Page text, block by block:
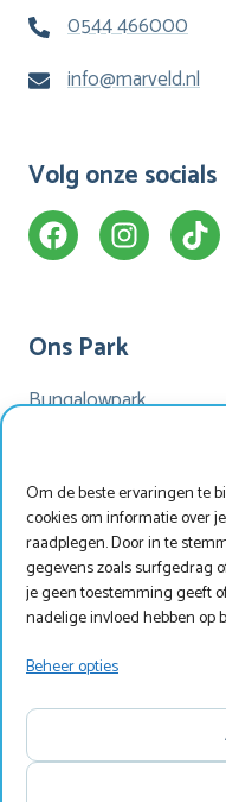
Om de beste ervaringen te
cookies om informatie over
raadplegen. Door in te
gegevens zoals surfgedrag
je geen toestemming geeft
nadelige invloed hebben op
Beheer opties
0544 466000
info@marveld.nl
Volg onze socials
Ons Park
Bungalowpark
Faciliteiten
Plattegrond
Zoek & Boek
Website,